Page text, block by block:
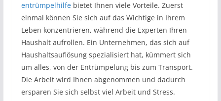
entrümpelhilfebietet Ihnen viele Vorteile. Zuerst
einmal können Sie sich auf das Wichtige in Ihrem
Leben konzentrieren, während die Experten Ihren
Haushalt aufrollen. Ein Unternehmen, das sich auf
Haushaltsauflösung spezialisiert hat, kümmert sich
um alles, von der Entrümpelung bis zum Transport.
Die Arbeit wird Ihnen abgenommen und dadurch
ersparen Sie sich selbst viel Arbeit und Stress.